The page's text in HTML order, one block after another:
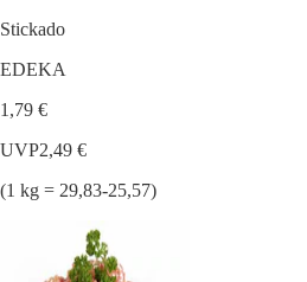
Stickado
EDEKA
1,79 €
UVP2,49 €
(1 kg = 29,83-25,57)